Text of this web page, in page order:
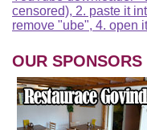
censored), 2. paste it
remove "ube", 4. open
OUR SPONSORS